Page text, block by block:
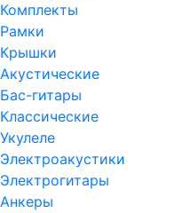
Комплекты
Рамки
Крышки
Акустические
Бас-гитары
Классические
Укулеле
Электроакустики
Электрогитары
Анкеры